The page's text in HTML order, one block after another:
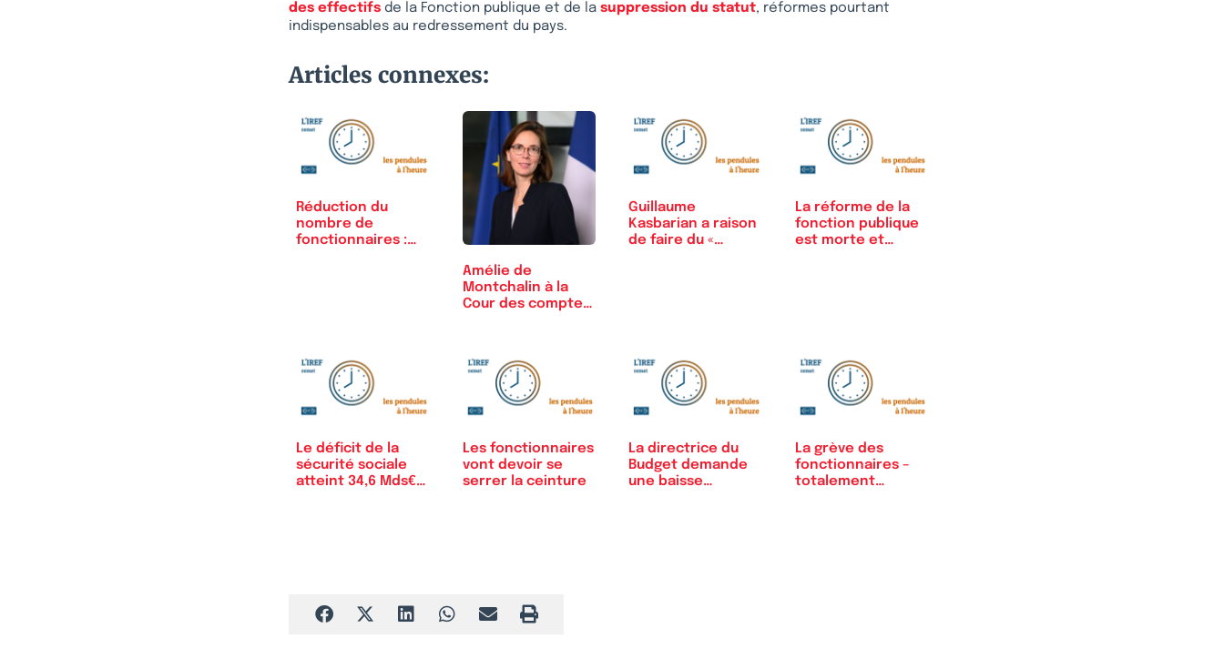
des effectifs de la Fonction publique et de la suppression du statut, réformes pourtant
indispensables au redressement du pays.
Articles connexes:
Réduction du
nombre de
fonctionnaires :
Amélie de
Montchalin à la
Cour des comptes
Guillaume
Kasbarian a raison
de faire du «…
La réforme de la
fonction publique
est morte et
Le déficit de la
sécurité sociale
atteint 34,6 Mds€…
Les fonctionnaires
vont devoir se
serrer la ceinture
La directrice du
Budget demande
une baisse…
La grève des
fonctionnaires –
totalement